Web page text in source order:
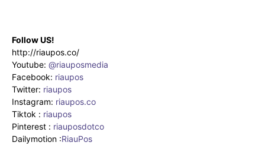
Follow US!
http://riaupos.co/
Youtube: @riauposmedia
Facebook: riaupos
Twitter: riaupos
Instagram: riaupos.co
Tiktok : riaupos
Pinterest : riauposdotco
Dailymotion :RiauPos